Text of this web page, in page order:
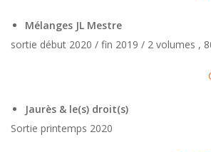
Mélanges JL Mestre
sortie début 2020 / fin 2019 / 2 volumes ,
Jaurès & le(s) droit(s)
Sortie printemps 2020